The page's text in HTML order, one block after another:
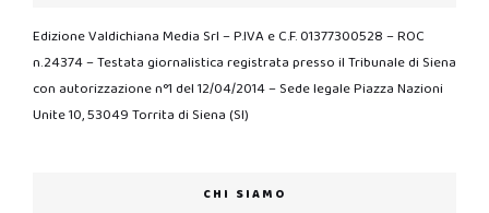
Edizione Valdichiana Media Srl – P.IVA e C.F. 01377300528 – ROC
n.24374 – Testata giornalistica registrata presso il Tribunale di Siena
con autorizzazione n°1 del 12/04/2014 – Sede legale Piazza Nazioni
Unite 10, 53049 Torrita di Siena (SI)
CHI SIAMO